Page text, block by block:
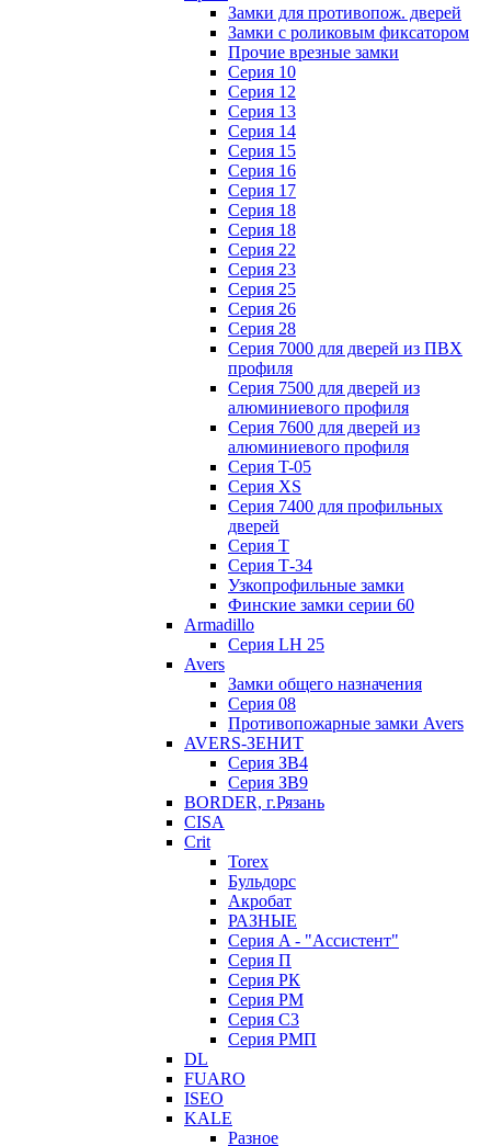
Замки для противопож. дверей
Замки с роликовым фиксатором
Прочие врезные замки
Серия 10
Серия 12
Серия 13
Серия 14
Серия 15
Серия 16
Серия 17
Серия 18
Серия 18
Серия 22
Серия 23
Серия 25
Серия 26
Серия 28
Серия 7000 для дверей из ПВХ
профиля
Серия 7500 для дверей из
алюминиевого профиля
Серия 7600 для дверей из
алюминиевого профиля
Серия T-05
Серия XS
Серия 7400 для профильных
дверей
Серия Т
Серия Т-34
Узкопрофильные замки
Финские замки серии 60
Armadillo
Серия LH 25
Avers
Замки общего назначения
Серия 08
Противопожарные замки Avers
AVERS-ЗЕНИТ
Серия ЗВ4
Серия ЗВ9
BORDER, г.Рязань
CISA
Crit
Torex
Бульдорс
Акробат
РАЗНЫЕ
Серия A - "Ассистент"
Серия П
Серия РК
Серия РМ
Серия С3
Серия РМП
DL
FUARO
ISEO
KALE
Разное